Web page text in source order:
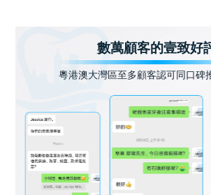
數萬顧客的壹致好
粵港澳大灣區至多顧客認可同口碑